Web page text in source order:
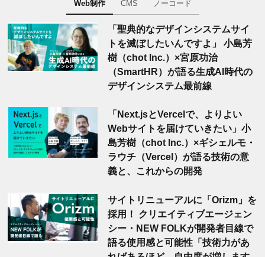
Web制作 CMS ノーコード
「聖典的なデザインシステムサイ
トを滅ぼしたいんですよ」 小島芳
樹（chot Inc.）×宮原功治
（SmartHR）が語る生成AI時代の
デザインシステム最前線
「Next.jsとVercelで、よりよい
Webサイトを届けていきたい」小
島芳樹（chot Inc.）×ギシェルモ・
ラウチ（Vercel）が語る技術の意
義と、これからの開発
サイトリニューアルに「Orizm」を
採用！ クリエイティブエージェン
シー・NEW FOLKが開発者目線で
語る使用感と可能性「技術力があ